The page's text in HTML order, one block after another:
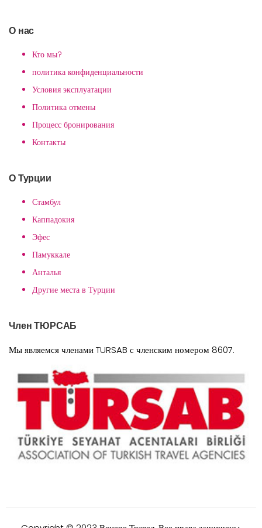
О нас
Кто мы?
политика конфиденциальности
Условия эксплуатации
Политика отмены
Процесс бронирования
Контакты
О Турции
Стамбул
Каппадокия
Эфес
Памуккале
Анталья
Другие места в Турции
Член ТЮРСАБ
Мы являемся членами TURSAB с членским номером 8607.